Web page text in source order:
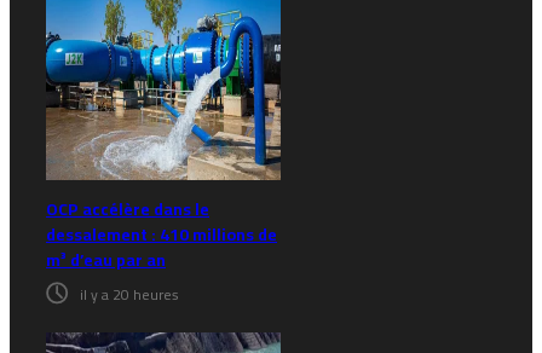
OCP accélère dans le
dessalement : 410 millions de
m³ d’eau par an
il y a 20 heures